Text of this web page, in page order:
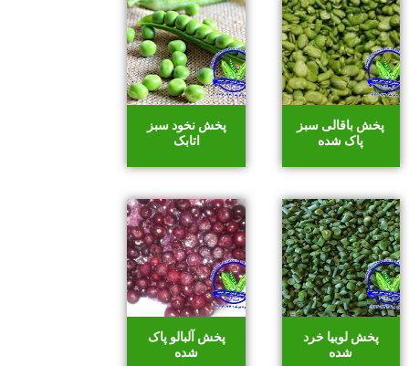
پخش باقالی سبز
پاک شده
پخش نخود سبز
اتابک
پخش لوبیا خرد
شده
پخش آلبالو پاک
شده